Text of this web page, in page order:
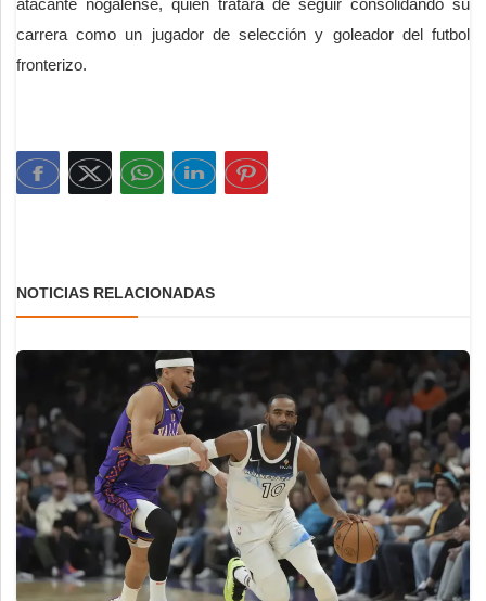
atacante nogalense, quien tratará de seguir consolidando su
carrera como un jugador de selección y goleador del futbol
fronterizo.
NOTICIAS RELACIONADAS